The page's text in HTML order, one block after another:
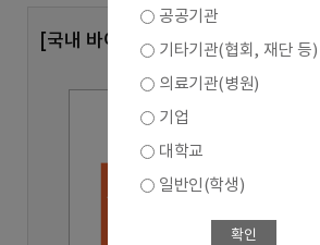
[국내 바이오산업 실태조사 심층분
매출,국내시장 현황과
공공기관
기타기관(협회, 재단 등)
의료기관(병원)
기업
대학교
일반인(학생)
확인